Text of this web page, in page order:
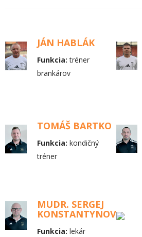
JÁN HABLÁK
Funkcia: tréner
brankárov
TOMÁŠ BARTKO
Funkcia: kondičný
tréner
MUDR. SERGEJ
KONSTANTYNOV
Funkcia: lekár